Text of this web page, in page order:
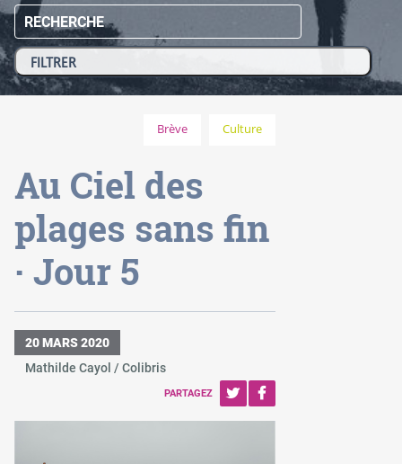
RECHERCHE
Brève Culture
Au Ciel des
plages sans fin
· Jour 5
20 MARS 2020
Mathilde Cayol / Colibris
PARTAGEZ